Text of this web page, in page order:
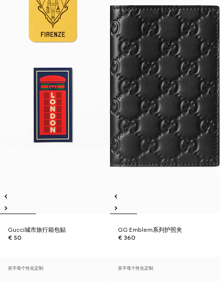
Gucci城市旅行箱包贴
€ 50
GG Emblem系列护照夹
€ 360
首字母个性化定制 首字母个性化定制